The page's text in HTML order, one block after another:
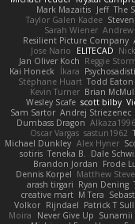
Mark Mazaitis Jeff The
Taylor Galen Kadee
Sarah Wiener
Resilient Picture Company
Jose Nario
ELITECAD
Jan Oliver Koch Reggie
Kai Honeck Íkara
Stéphane Huart Todd Eaton
Kevin Turner Brian
Wesley Scafe scott bilby
Sam Sartor Andrej Striezenec
Dumbass Dragon Alkaza1996
Oscar Vargas sastun1962
Michael Dunkley Alex Hyner
sotiris Teneka B. Dale
Brandon Jordan Frode
Dennis Korpel Matthew
arash tirgari Ryan Dening
creative mart M Tera
Volkor Rijndael Patrick T
Moira
Never Give Up Sunamii